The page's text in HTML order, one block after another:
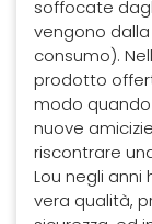
soffocate
vengono
consumo).
prodotto
modo
nuove
riscontrare
Lou negli
vera qualità,